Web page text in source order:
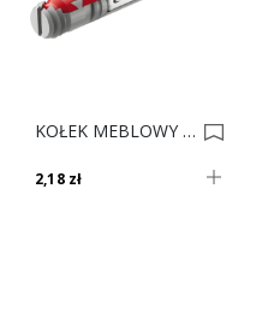
KOŁEK MEBLOWY HAFELE 8x60 262.11.117 0015634
2,18 zł